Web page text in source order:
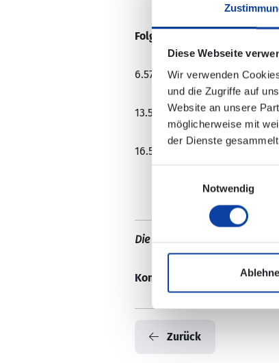
Diese Webseite
Wir verwenden
und die Zugriffe auf
Website an unsere
möglicherweise mit
der Dienste
Notwendig
Folgende Fahrten entfallen
6.57 Uhr Reimerzhoven –
13.55 Uhr Mayschoß
16.55 Uhr Mayschoß Bahnhof
Die Änderungen sind nicht
Kontaktdaten:
Zurück